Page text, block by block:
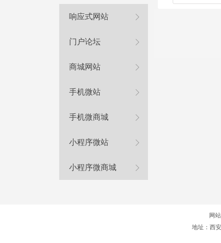
响应式网站
门户论坛
商城网站
手机微站
手机微商城
小程序微站
小程序微商城
网
地址：西